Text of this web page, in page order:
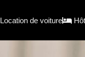
Location de voiture